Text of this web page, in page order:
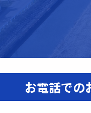
お電話での